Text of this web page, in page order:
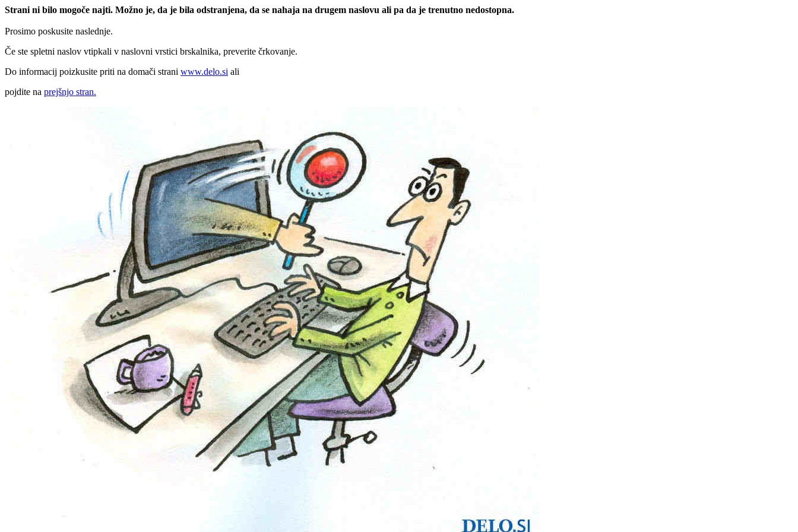
Strani ni bilo mogoče najti. Možno je, da je bila odstranjena, da se nahaja na drugem naslovu ali pa da je trenutno nedostopna.
Prosimo poskusite naslednje.
Če ste spletni naslov vtipkali v naslovni vrstici brskalnika, preverite črkovanje.
Do informacij poizkusite priti na domači strani www.delo.si ali
pojdite na prejšnjo stran.